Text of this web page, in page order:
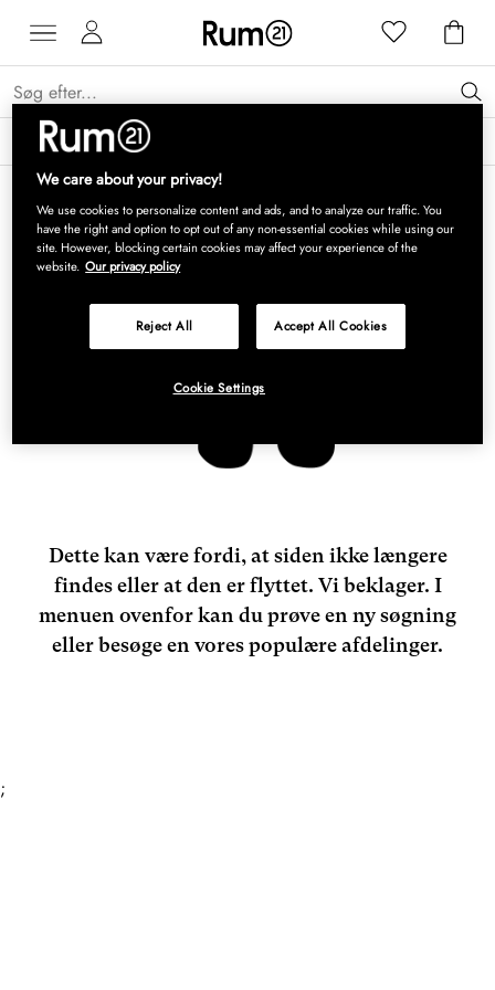
Få 15 % på Grythyttan Stålmöbler* →
Dette kan være fordi, at siden ikke længere
findes eller at den er flyttet. Vi beklager. I
menuen ovenfor kan du prøve en ny søgning
eller besøge en vores populære afdelinger.
;
We care about your privacy!
We use cookies to personalize content and ads, and to analyze our traffic. You
have the right and option to opt out of any non-essential cookies while using our
site. However, blocking certain cookies may affect your experience of the
website. Our privacy policy
Reject All Accept All Cookies
Cookie Settings